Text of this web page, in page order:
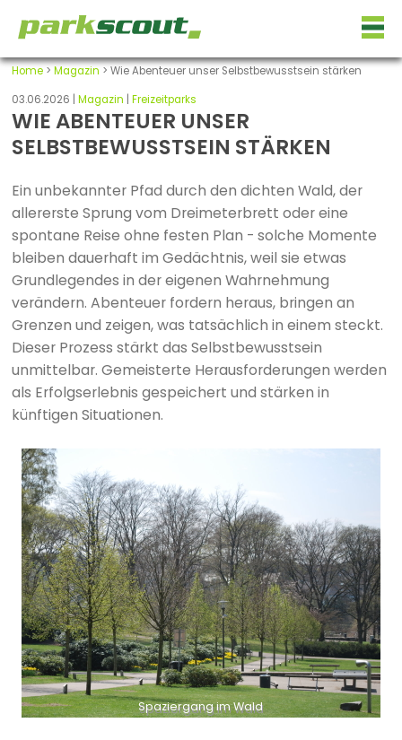
Home> Magazin > Wie Abenteuer unser Selbstbewusstsein stärken
03.06.2026 | Magazin Freizeitparks
WIE ABENTEUER UNSER
SELBSTBEWUSSTSEIN STÄRKEN
Ein unbekannter Pfad durch den dichten Wald, der
allererste Sprung vom Dreimeterbrett oder eine
spontane Reise ohne festen Plan - solche Momente
bleiben dauerhaft im Gedächtnis, weil sie etwas
Grundlegendes in der eigenen Wahrnehmung
verändern. Abenteuer fordern heraus, bringen an
Grenzen und zeigen, was tatsächlich in einem steckt.
Dieser Prozess stärkt das Selbstbewusstsein
unmittelbar. Gemeisterte Herausforderungen werden
als Erfolgserlebnis gespeichert und stärken in
künftigen Situationen.
Spaziergang im Wald